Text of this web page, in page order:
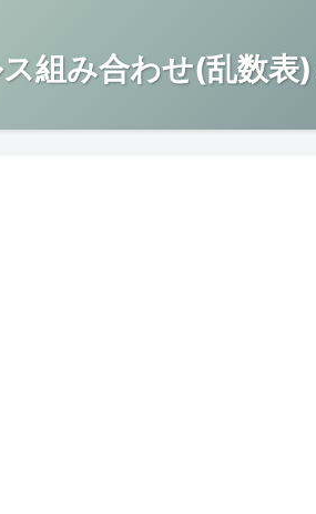
組み合わせ(乱数表